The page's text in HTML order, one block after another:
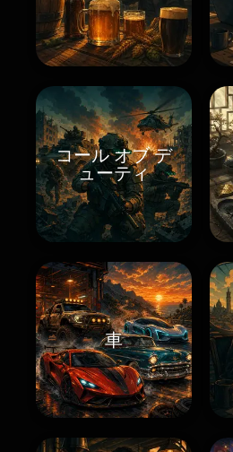
コール オブ デ
ューティ
車